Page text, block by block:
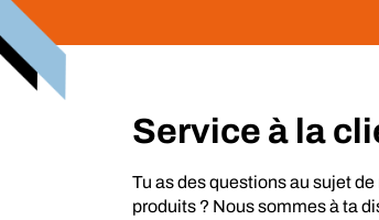
Service à la
Tu as des questions au sujet
produits ? Nous sommes à ta